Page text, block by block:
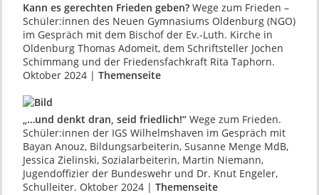
Kann es gerechten Frieden geben?Wege zum Frieden –
Schüler:innen des Neuen Gymna­siums Oldenburg (NGO)
im Gespräch mit dem Bischof der Ev.-Luth. Kirche in
Oldenburg Thomas Adomeit, dem Schriftsteller Jochen
Schimmang und der Friedensfachkraft Rita Taphorn.
Oktober 2024 | Themenseite
„…und denkt dran, seid friedlich!“Wege zum Frieden.
Schüler:innen der IGS Wilhelmshaven im Gespräch mit
Bayan Anouz, Bildungsarbei­terin, Susanne Menge MdB,
Jessica Zielinski, Sozialarbeiterin, Martin Niemann,
Jugendoffi­zier der Bundeswehr und Dr. Knut Engeler,
Schulleiter. Oktober 2024 | Themenseite